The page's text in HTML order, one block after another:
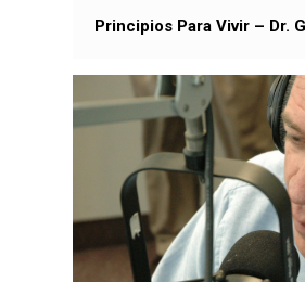
Principios Para Vivir – Dr.